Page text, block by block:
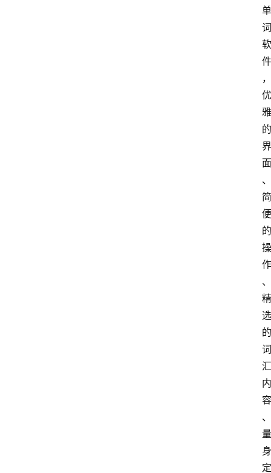
单
词
软
件
，
优
雅
的
界
面
、
简
便
的
操
作
、
精
选
的
词
汇
内
容
、
量
身
定